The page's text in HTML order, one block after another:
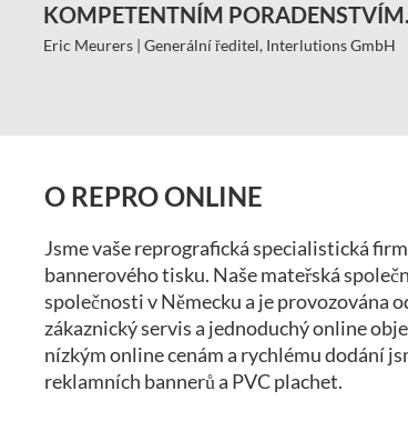
KOMPETENTNÍM
Eric Meurers | Generální ředitel, Interlutions GmbH
O REPRO ONLINE
Jsme vaše reprografická specialistická
bannerového tisku. Naše mateřská
společnosti v Německu a je provozována
zákaznický servis a jednoduchý online
nízkým online cenám a rychlému dodání
reklamních bannerů a PVC plachet.